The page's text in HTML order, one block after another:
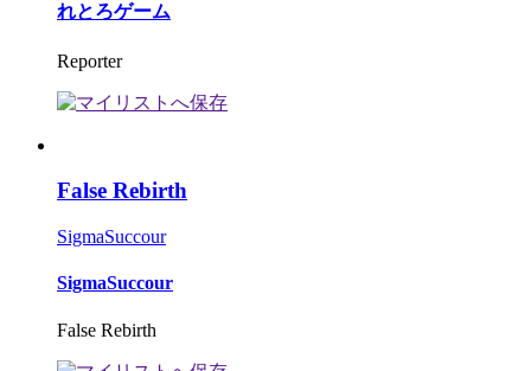
れとろゲーム
Reporter
False Rebirth
SigmaSuccour
SigmaSuccour
False Rebirth